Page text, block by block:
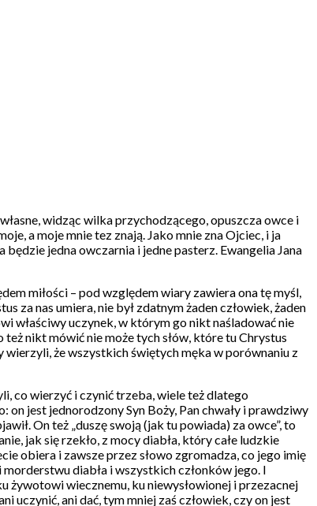
widząc wilka przychodzącego, opuszcza owce i
a moje mnie tez znają. Jako mnie zna Ojciec, i ja
będzie jedna owczarnia i jedne pasterz. Ewangelia Jana
miłości – pod względem wiary zawiera ona tę myśl,
za nas umiera, nie był zdatnym żaden człowiek, żaden
właściwy uczynek, w którym go nikt naśladować nie
też nikt mówić nie może tych słów, które tu Chrystus
wierzyli, że wszystkich świętych męka w porównaniu z
co wierzyć i czynić trzeba, wiele też dlatego
jest jednorodzony Syn Boży, Pan chwały i prawdziwy
On też „duszę swoją (jak tu powiada) za owce”, to
jak się rzekło, z mocy diabła, który całe ludzkie
obiera i zawsze przez słowo zgromadza, co jego imię
diabła i wszystkich członków jego. I
wiecznemu, ku niewysłowionej i przezacnej
uczynić, ani dać, tym mniej zaś człowiek, czy on jest